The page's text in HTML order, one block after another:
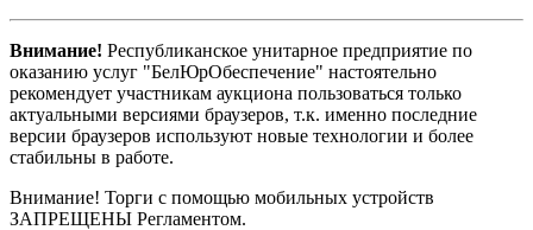
Внимание! Республиканское унитарное предприятие по
оказанию услуг "БелЮрОбеспечение" настоятельно
рекомендует участникам аукциона пользоваться только
актуальными версиями браузеров, т.к. именно последние
версии браузеров используют новые технологии и более
стабильны в работе.
Внимание! Торги с помощью мобильных устройств
ЗАПРЕЩЕНЫ Регламентом.